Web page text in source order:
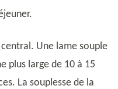
central. Une lame souple
plus large de 10 à 15
La souplesse de la